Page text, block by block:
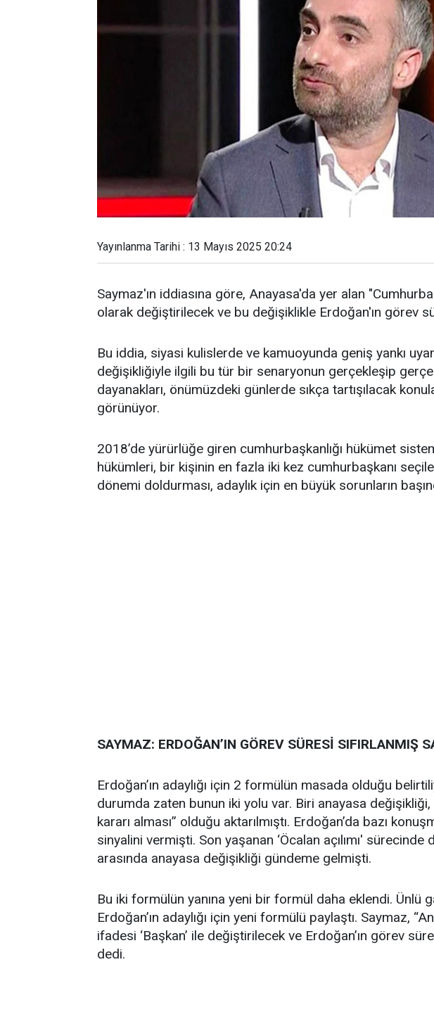
Yayınlanma Tarihi : 13 Mayıs 2025 20:24
Saymaz'ın iddiasına göre, Anayasa'da yer alan
olarak değiştirilecek ve bu değişiklikle Erdoğan'ın görev
Bu iddia, siyasi kulislerde ve kamuoyunda geniş yankı
değişikliğiyle ilgili bu tür bir senaryonun gerçekleşip
dayanakları, önümüzdeki günlerde sıkça tartışılacak
görünüyor.
2018’de yürürlüğe giren cumhurbaşkanlığı hükümet
hükümleri, bir kişinin en fazla iki kez cumhurbaşkanı
dönemi doldurması, adaylık için en büyük sorunların
SAYMAZ: ERDOĞAN’IN GÖREV SÜRESİ SIFIRLANMIŞ
Erdoğan’ın adaylığı için 2 formülün masada olduğu
durumda zaten bunun iki yolu var. Biri anayasa
kararı alması” olduğu aktarılmıştı. Erdoğan’da bazı
sinyalini vermişti. Son yaşanan ‘Öcalan açılımı'
arasında anayasa değişikliği gündeme gelmişti.
Bu iki formülün yanına yeni bir formül daha eklendi. Ünlü
Erdoğan’ın adaylığı için yeni formülü paylaştı. Saymaz,
ifadesi ‘Başkan’ ile değiştirilecek ve Erdoğan’ın görev
dedi.